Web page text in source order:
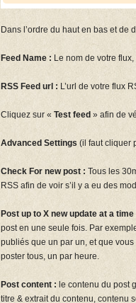
Dans l’ordre du haut en bas et de
Feed Name : Le nom de votre
RSS Feed url : L’url de votre flux
Cliquez sur « Test feed » afin de
Advanced Settings (il faut cliquer
Check For new post : Tous les
RSS afin de voir s’il y a eu des
Post up to X new update at a time
post en une seule fois. Par
publiés que un par un, et que
poster tous, un par heure.
Post content : le contenu du post
titre & extrait du contenu, contenu